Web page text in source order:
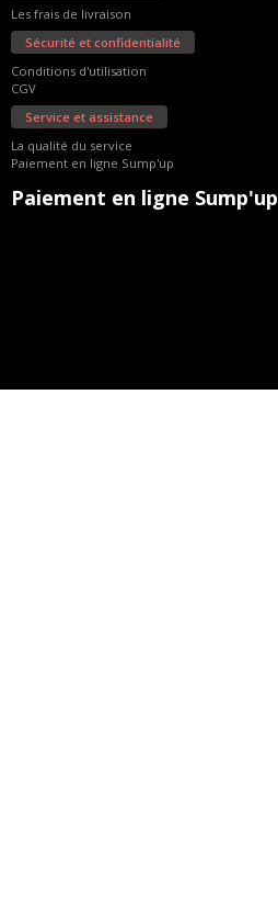
Les frais de livraison
Sécurité et confidentialité
Conditions d'utilisation
CGV
Service et assistance
La qualité du service
Paiement en ligne Sump'up
Paiement en ligne Sump'up